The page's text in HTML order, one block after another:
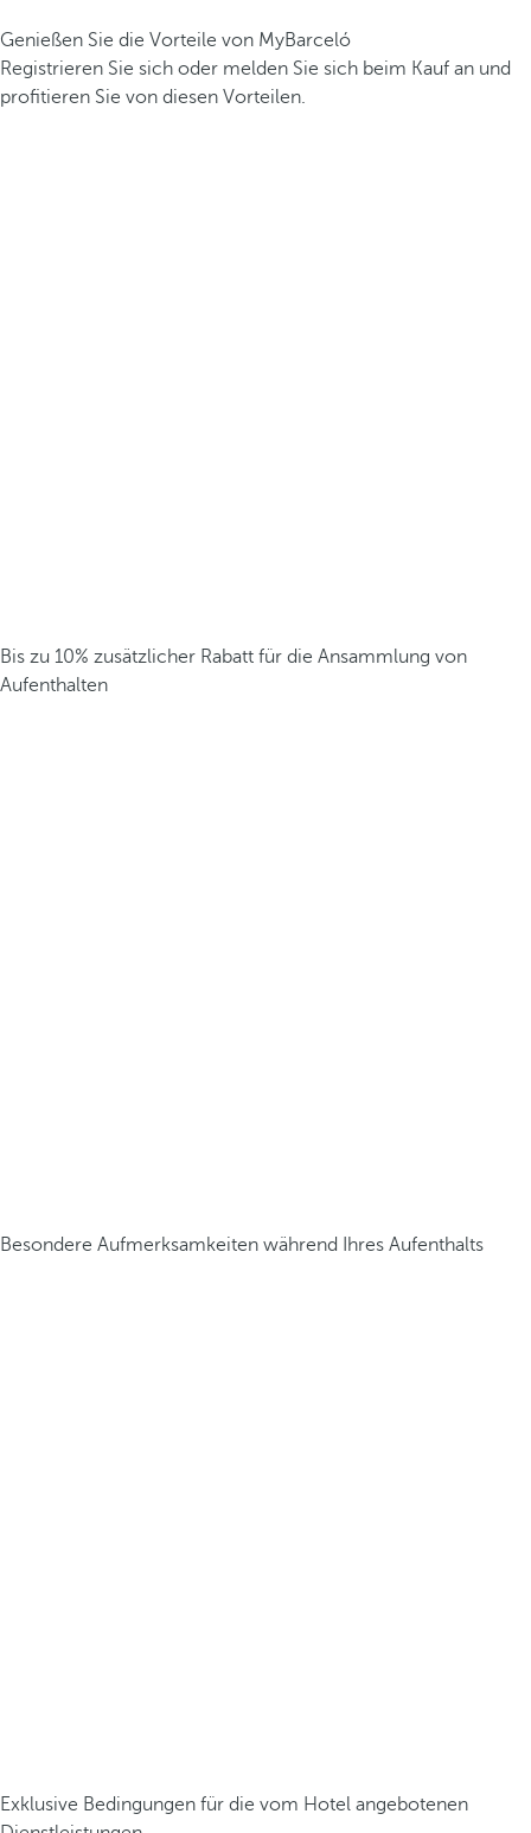
Genießen Sie die Vorteile von MyBarceló
Registrieren Sie sich oder melden Sie sich beim Kauf an und
profitieren Sie von diesen Vorteilen.
Bis zu 10% zusätzlicher Rabatt für die Ansammlung von
Aufenthalten
Besondere Aufmerksamkeiten während Ihres Aufenthalts
Exklusive Bedingungen für die vom Hotel angebotenen